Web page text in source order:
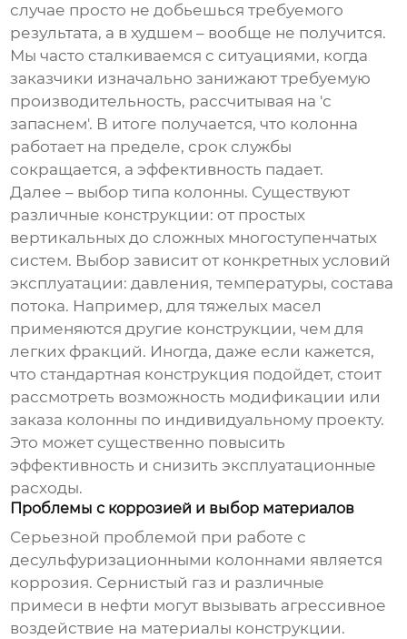
случае просто не добьешься требуемого
результата, а в худшем – вообще не получится.
Мы часто сталкиваемся с ситуациями, когда
заказчики изначально занижают требуемую
производительность, рассчитывая на 'с
запаснем'. В итоге получается, что колонна
работает на пределе, срок службы
сокращается, а эффективность падает.
Далее – выбор типа колонны. Существуют
различные конструкции: от простых
вертикальных до сложных многоступенчатых
систем. Выбор зависит от конкретных условий
эксплуатации: давления, температуры, состава
потока. Например, для тяжелых масел
применяются другие конструкции, чем для
легких фракций. Иногда, даже если кажется,
что стандартная конструкция подойдет, стоит
рассмотреть возможность модификации или
заказа колонны по индивидуальному проекту.
Это может существенно повысить
эффективность и снизить эксплуатационные
расходы.
Проблемы с коррозией и выбор материалов
Серьезной проблемой при работе с
десульфуризационными колоннами является
коррозия. Сернистый газ и различные
примеси в нефти могут вызывать агрессивное
воздействие на материалы конструкции.